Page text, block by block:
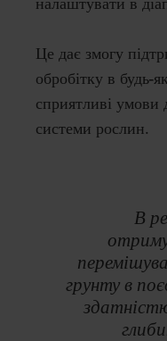
Це дає змогу
обробітку в будь-
сприятливі умови
системи рослин.
В
грунту в